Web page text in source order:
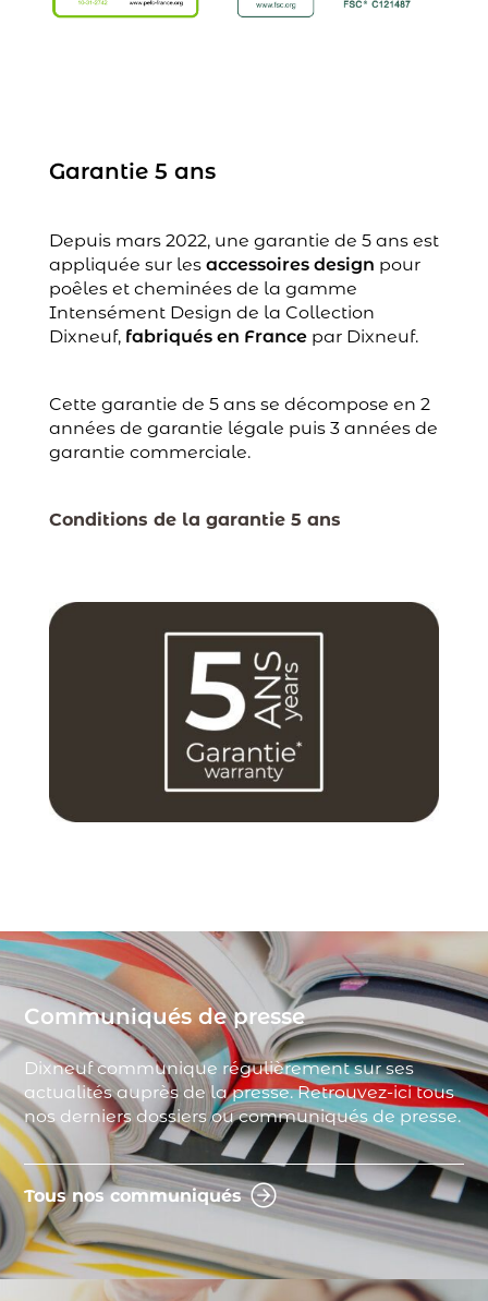
Garantie 5 ans
Depuis mars 2022, une garantie de 5 ans est
appliquée sur les accessoires design pour
poêles et cheminées de la gamme
Intensément Design de la Collection
Dixneuf, fabriqués en Francepar Dixneuf.
Cette garantie de 5 ans se décompose en 2
années de garantie légale puis 3 années de
garantie commerciale.
Conditions de la garantie 5 ans
Communiqués de presse
Dixneuf communique régulièrement sur ses
actualités auprès de la presse. Retrouvez-ici tous
nos derniers dossiers ou communiqués de presse.
Tous nos communiqués